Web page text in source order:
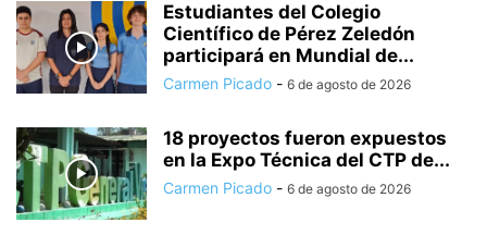
Estudiantes del Colegio
Científico de Pérez Zeledón
participará en Mundial de...
Carmen Picado - 6 de agosto de 2026
18 proyectos fueron expuestos
en la Expo Técnica del CTP de...
Carmen Picado - 6 de agosto de 2026